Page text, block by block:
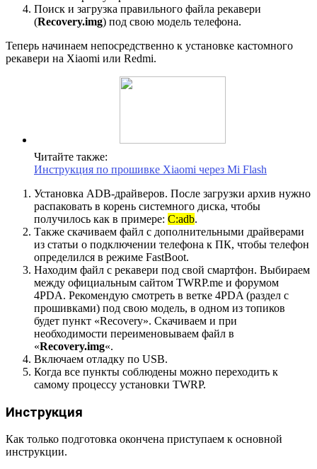
Поиск и загрузка правильного файла рекавери
(Recovery.img) под свою модель телефона.
Теперь начинаем непосредственно к установке кастомного
рекавери на Xiaomi или Redmi.
Читайте также:
Инструкция по прошивке Xiaomi через Mi Flash
Установка ADB-драйверов. После загрузки архив нужно
распаковать в корень системного диска, чтобы
получилось как в примере: C:adb.
Также скачиваем файл с дополнительными драйверами
из статьи о подключении телефона к ПК, чтобы телефон
определился в режиме FastBoot.
Находим файл с рекавери под свой смартфон. Выбираем
между официальным сайтом TWRP.me и форумом
4PDA. Рекомендую смотреть в ветке 4PDA (раздел с
прошивками) под свою модель, в одном из топиков
будет пункт «Recovery». Скачиваем и при
необходимости переименовываем файл в
«Recovery.img«.
Включаем отладку по USB.
Когда все пункты соблюдены можно переходить к
самому процессу установки TWRP.
Инструкция
Как только подготовка окончена приступаем к основной
инструкции.